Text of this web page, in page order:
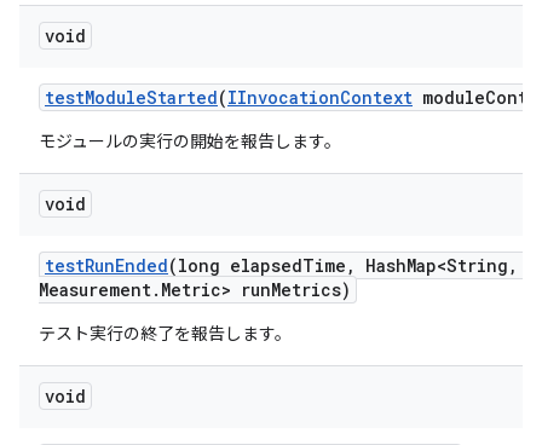
void
testModuleStarted(IInvocationContext module
モジュールの実行の開始を報告します。
void
testRunEnded(long elapsedTime , HashMap<String ,
Measurement. Metric> runMetrics)
テスト実行の終了を報告します。
void